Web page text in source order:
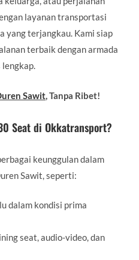
layanan transportasi
yang terjangkau. Kami siap
terbaik dengan armada
Sawit, Tanpa Ribet!
Seat di Okkatransport?
keunggulan dalam
Sawit, seperti:
dalam kondisi prima
seat, audio-video, dan